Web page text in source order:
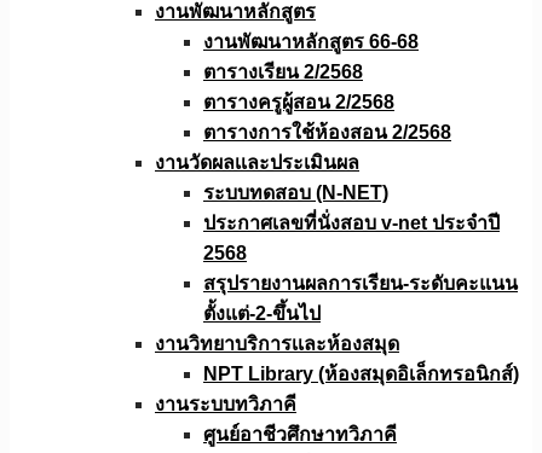
งานพัฒนาหลักสูตร
งานพัฒนาหลักสูตร 66-68
ตารางเรียน 2/2568
ตารางครูผู้สอน 2/2568
ตารางการใช้ห้องสอน 2/2568
งานวัดผลเเละประเมินผล
ระบบทดสอบ (N-NET)
ประกาศเลขที่นั่งสอบ v-net ประจำปี
2568
สรุปรายงานผลการเรียน-ระดับคะแนน
ตั้งแต่-2-ขึ้นไป
งานวิทยาบริการเเละห้องสมุด
NPT Library (ห้องสมุดอิเล็กทรอนิกส์)
งานระบบทวิภาคี
ศูนย์อาชีวศึกษาทวิภาคี